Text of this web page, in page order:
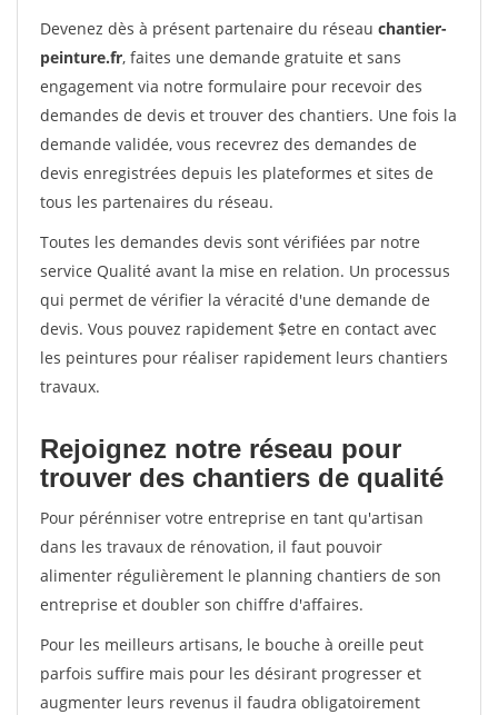
Devenez dès à présent partenaire du réseau chantier-
peinture.fr, faites une demande gratuite et sans
engagement via notre formulaire pour recevoir des
demandes de devis et trouver des chantiers. Une fois la
demande validée, vous recevrez des demandes de
devis enregistrées depuis les plateformes et sites de
tous les partenaires du réseau.
Toutes les demandes devis sont vérifiées par notre
service Qualité avant la mise en relation. Un processus
qui permet de vérifier la véracité d'une demande de
devis. Vous pouvez rapidement $etre en contact avec
les peintures pour réaliser rapidement leurs chantiers
travaux.
Rejoignez notre réseau pour
trouver des chantiers de qualité
Pour pérénniser votre entreprise en tant qu'artisan
dans les travaux de rénovation, il faut pouvoir
alimenter régulièrement le planning chantiers de son
entreprise et doubler son chiffre d'affaires.
Pour les meilleurs artisans, le bouche à oreille peut
parfois suffire mais pour les désirant progresser et
augmenter leurs revenus il faudra obligatoirement